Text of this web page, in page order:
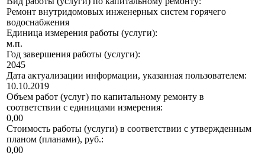
Ремонт внутридомовых инженерных систем горячего
водоснабжения
Единица измерения работы (услуги):
м.п.
Год завершения работы (услуги):
2045
Дата актуализации информации, указанная пользователем:
10.10.2019
Объем работ (услуг) по капитальному ремонту в
соответствии с единицами измерения:
0,00
Стоимость работы (услуги) в соответствии с утвержденным
планом (планами), руб.:
0,00